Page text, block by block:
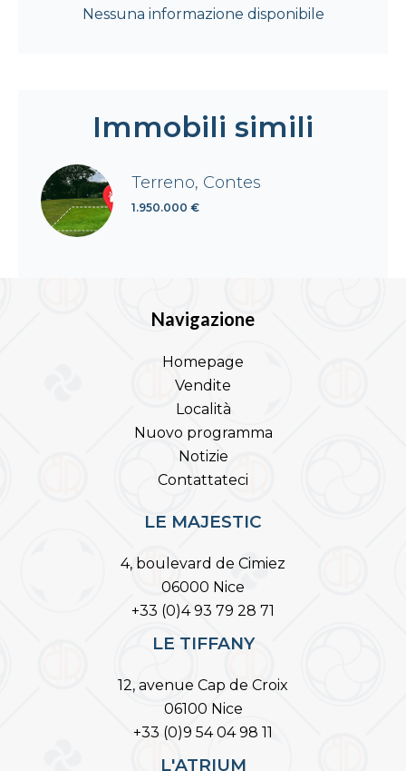
Nessuna informazione disponibile
Immobili simili
Terreno, Contes
1.950.000 €
Navigazione
Homepage
Vendite
Località
Nuovo programma
Notizie
Contattateci
LE MAJESTIC
4, boulevard de Cimiez
06000 Nice
+33 (0)4 93 79 28 71
LE TIFFANY
12, avenue Cap de Croix
06100 Nice
+33 (0)9 54 04 98 11
L'ATRIUM